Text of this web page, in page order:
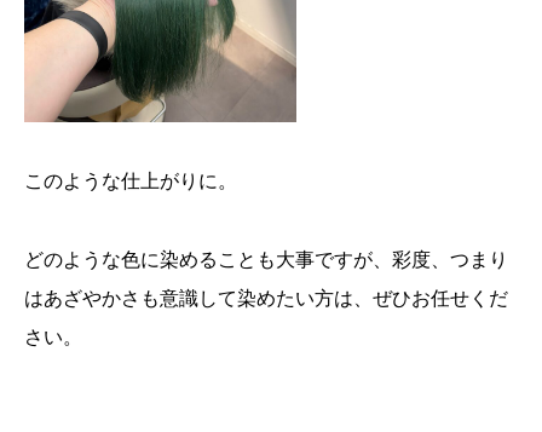
このような仕上がりに。
どのような色に染めることも大事ですが、彩度、つまり
はあざやかさも意識して染めたい方は、ぜひお任せくだ
さい。